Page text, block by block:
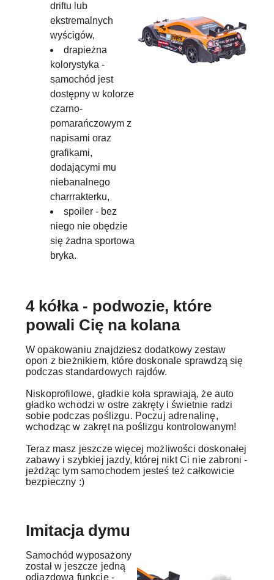
driftu lub
ekstremalnych
wyścigów,
drapieżna
kolorystyka -
samochód jest
dostępny w kolorze
czarno-
pomarańczowym z
napisami oraz
grafikami,
dodającymi mu
niebanalnego
charrrakterku,
spoiler - bez
niego nie obędzie
się żadna sportowa
bryka.
4 kółka - podwozie, które
powali Cię na kolana
W opakowaniu znajdziesz dodatkowy zestaw
opon z bieżnikiem, które doskonale sprawdzą się
podczas standardowych rajdów.
Niskoprofilowe, gładkie koła sprawiają, że auto
gładko wchodzi w ostre zakręty i świetnie radzi
sobie podczas poślizgu. Poczuj adrenalinę,
wchodząc w zakręt na poślizgu kontrolowanym!
Teraz masz jeszcze więcej możliwości doskonałej
zabawy i szybkiej jazdy, której nikt Ci nie zabroni -
jeżdżąc tym samochodem jesteś też całkowicie
bezpieczny :)
Imitacja dymu
Samochód wyposażony
został w jeszcze jedną
odjazdową funkcję -